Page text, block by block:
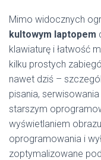
Mimo widocznych
kultowym laptopem
klawiaturę i łatwość
kilku prostych
nawet dziś –
pisania,
starszym
wyświetlaniem
oprogramowania i
zoptymalizowane